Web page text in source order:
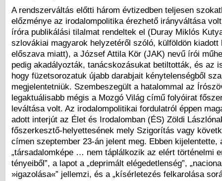
A rendszerváltás előtti három évtizedben teljesen
előzménye az irodalompolitika érezhető irányváltása
íróra publikálási tilalmat rendeltek el (Duray Miklós
szlovákiai magyarok helyzetéről szóló, külföldön
előszava miatt), a József Attila Kör (JAK) nevű írói
pedig akadályozták, tanácskozásukat betiltották, és az
hogy füzetsorozatuk újabb darabjait kénytelenségből
megjelentetniük. Szembeszegült a hatalommal az
legaktuálisabb mégis a Mozgó Világ című folyóirat
leváltása volt. Az irodalompolitikai fordulatról éppen
adott interjút az Élet és Irodalomban (ÉS) Zöldi
főszerkesztő-helyettesének mely Szigorítás vagy
címen szeptember 23-án jelent meg. Ebben kijelentette,
„társadalomképe … nem táplálkozik az elért történelmi
tényeiből”, a lapot a „deprimált elégedetlenség”,
»igazolása«” jellemzi, és a „kísérletezés felkarolása